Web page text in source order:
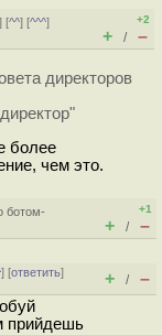
] [^^] [^^^]
+2
+ / –
директоров
более
чем это.
ботом-
+1
+ / –
] [ответить]
+ / –
прийдешь